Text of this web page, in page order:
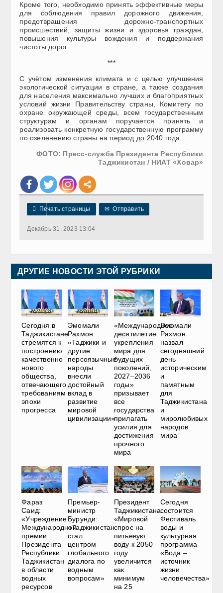
Кроме того, необходимо принять эффективные меры
для соблюдения правил дорожного движения,
предотвращения дорожно-транспортных
происшествий, защиты жизни и здоровья граждан,
повышения культуры вождения и поддержания
чистоты дорог.
***
С учётом изменения климата и с целью улучшения
экологической ситуации в стране, а также создания
для населения максимально лучших и благоприятных
условий жизни Правительству страны, Комитету по
охране окружающей среды, всем государственным
структурам и органам поручается принять и
реализовать конкретную государственную программу
по озеленению страны на период до 2040 года.
ФОТО: Пресс-служба Президента Республики
Таджикистан / НИАТ «Ховар»
 Печать страницы ✉ Отправить
Декабрь 31, 2023 13:04
ДРУГИЕ НОВОСТИ ЭТОЙ РУБРИКИ
Сегодня в
Таджикистане
стремятся к
построению
качественно
нового
общества,
отвечающего
требованиям
эпохи
прогресса
Эмомали
Рахмон:
«Таджики и
другие
персоязычные
народы
внесли
достойный
вклад в
развитие
мировой
цивилизации»
«Международное
десятилетие
укрепления
мира для
будущих
поколений,
2027–2036
годы»
призывает
все
государства
прилагать
усилия для
достижения
прочного
мира
Эмомали
Рахмон
назвал
сегодняшний
день
историческим
и
памятным
для
Таджикистана
и
миролюбивых
народов
мира
Фараз
Саид:
«Учреждение
Международной
премии
Президента
Республики
Таджикистан
в области
водных
ресурсов
Премьер-
министр
Бурунди:
«Таджикистан
стал
центром
глобального
диалога по
водным
вопросам»
Президент
Таджикистана:
«Мировой
спрос на
питьевую
воду к 2050
году
увеличится
как
минимум
на 25
Сегодня
состоится
Фестиваль
воды и
культурная
программа
«Вода –
источник
жизни
человечества»